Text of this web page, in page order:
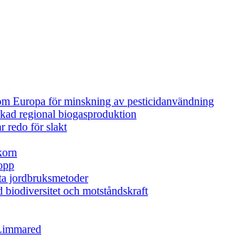
Europa för minskning av pesticidanvändning
regional biogasproduktion
redo för slakt
jordbruksmetoder
och motståndskraft